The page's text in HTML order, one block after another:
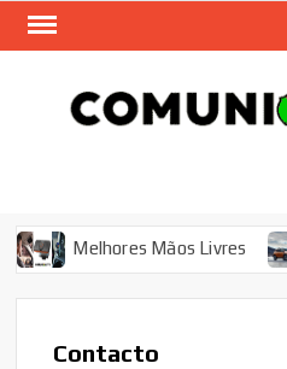
Skip
Melhores Mãos Livres
Contacto